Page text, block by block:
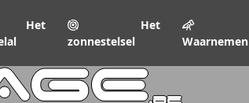
Het
Het
zonnestelsel
Waarnemen
.be